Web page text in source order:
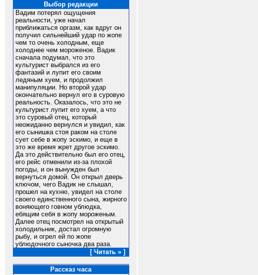
Выбор редакции
Вадим потерял ощущения
реальности, уже начал
приближаться оргазм, как вдруг он
получил сильнейший удар по жопе
чем то очень холодным, еще
холоднее чем мороженое. Вадик
сначала подумал, что это
культурист выбрался из его
фантазий и лупит его своим
ледяным хуем, и продолжил
манипуляции. Но второй удар
окончательно вернул его в суровую
реальность. Оказалось, что это не
культурист лупит его хуем, а что
это суровый отец, который
неожиданно вернулся и увидил, как
его сынишка стоя раком на столе
сует себе в жопу эскимо, и еще в
это же время жрет другое эскимо.
Да это действительно был его отец,
его рейс отменили из-за плохой
погоды, и он вынужден был
вернуться домой. Он открыл дверь
ключом, чего Вадик не слышал,
прошел на кухню, увидел на столе
своего единственного сына, жирного
воняющего говном ублюдка,
ебящим себя в жопу мороженым.
Далее отец посмотрел на открытый
холодильник, достал огромную
рыбу, и огрел ей по жопе
ублюдочного сыночка два раза.
[ Читать » ]
Рассказ часа